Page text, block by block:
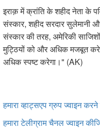
इराक़ में क्रांति के शहीद नेता के
संस्कार, शहीद सरदार सुलेमानी
संस्कार की तरह, अमेरिकी
मुट्ठियों को और अधिक मजबूत
अधिक स्पष्ट करेगा।" (AK)
हमारा व्हाट्सएप ग्रुप ज्वाइन
हमारा टेलीग्राम चैनल ज्वाइन